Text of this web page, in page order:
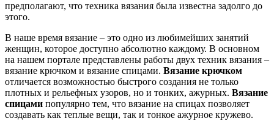
предполагают, что техника вязания была известна задолго до
этого.
В наше время вязание – это одно из любимейших занятий
женщин, которое доступно абсолютно каждому. В основном
на нашем портале представлены работы двух техник вязания –
вязание крючком и вязание спицами. Вязание крючком
отличается возможностью быстрого создания не только
плотных и рельефных узоров, но и тонких, ажурных. Вязание
спицами популярно тем, что вязание на спицах позволяет
создавать как теплые вещи, так и тонкое ажурное кружево.